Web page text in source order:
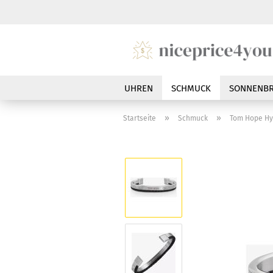
UHREN SCHMUCK
Startseite » Schmuck » Tom Hope